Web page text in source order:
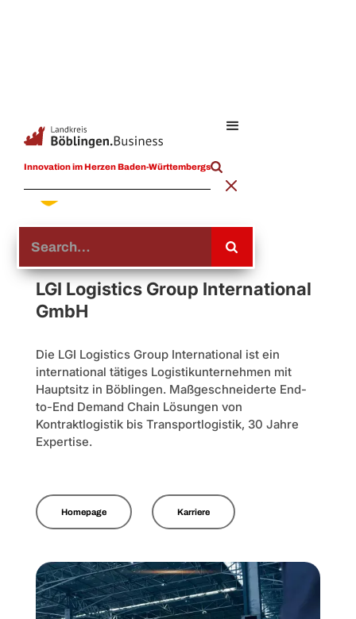
Innovation im Herzen Baden-Württembergs
LGI Logistics Group International
GmbH
Die LGI Logistics Group International ist ein
international tätiges Logistikunternehmen mit
Hauptsitz in Böblingen. Maßgeschneiderte End-
to-End Demand Chain Lösungen von
Kontraktlogistik bis Transportlogistik, 30 Jahre
Expertise.
Homepage Karriere